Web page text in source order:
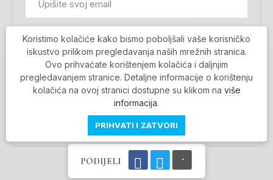
PODIJELI
Prihvaćam da se moji podaci spremaju u bazu
podataka i koriste u svrhu slanja MojaRijeka
newslettera
MOJARIJEKA NEWSLETTER
PRIJAVI SE
Povratak na vrh
Koristimo kolačiće kako bismo poboljšali vaše korisničko
iskustvo prilikom pregledavanja naših mrežnih stranica.
Ovo prihvaćate korištenjem kolačića i daljnjim
pregledavanjem stranice. Detaljne informacije o korištenju
kolačića na ovoj stranici dostupne su klikom na više
informacija.
PRIHVATI I ZATVORI